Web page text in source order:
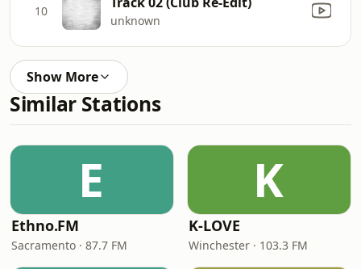
10
unknown
Show More
Similar Stations
E
Ethno.FM
Sacramento · 87.7 FM
K
K-LOVE
Winchester · 103.3 FM